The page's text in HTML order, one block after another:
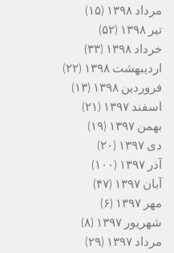
مرداد ۱۳۹۸
(۱۵)
تیر ۱۳۹۸
(۵۲)
خرداد ۱۳۹۸
(۳۳)
اردیبهشت ۱۳۹۸
(۲۲)
فروردین ۱۳۹۸
(۱۳)
اسفند ۱۳۹۷
(۲۱)
بهمن ۱۳۹۷
(۱۹)
دی ۱۳۹۷
(۲۰)
آذر ۱۳۹۷
(۱۰۰)
آبان ۱۳۹۷
(۴۷)
مهر ۱۳۹۷
(۶)
شهریور ۱۳۹۷
(۸)
مرداد ۱۳۹۷
(۲۹)